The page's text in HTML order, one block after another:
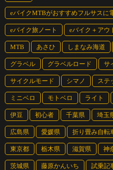
＜スタイリッシュなフレーム＞
ストレート基調のフレームはス
ツや制服、メンズファッション
eバイクMTBがおすすめフルサスに
eバイク旅ノート eバイク＋アウ
MTB あさひ しまなみ海道
グラベル グラベルロード サ
サイクルモード シマノ ステ
ミニベロ モトベロ ライト
伊豆 初心者 千葉県 埼玉
広島県 愛媛県 折り畳み自転
東京都 栃木県 滋賀県 神
茨城県 藤原かんいち 試乗記